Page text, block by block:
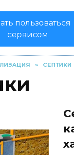
пользоваться
сервисом
» СЕПТИКИ